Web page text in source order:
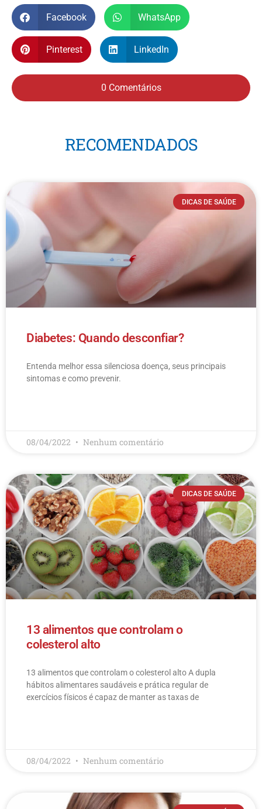
Facebook WhatsApp
Pinterest LinkedIn
0 Comentários
RECOMENDADOS
DICAS DE SAÚDE
Diabetes: Quando desconfiar?
Entenda melhor essa silenciosa doença, seus principais
sintomas e como prevenir.
08/04/2022 Nenhum comentário
DICAS DE SAÚDE
13 alimentos que controlam o
colesterol alto
13 alimentos que controlam o colesterol alto​ A dupla
hábitos alimentares saudáveis e prática regular de
exercícios físicos é capaz de manter as taxas de
08/04/2022 Nenhum comentário